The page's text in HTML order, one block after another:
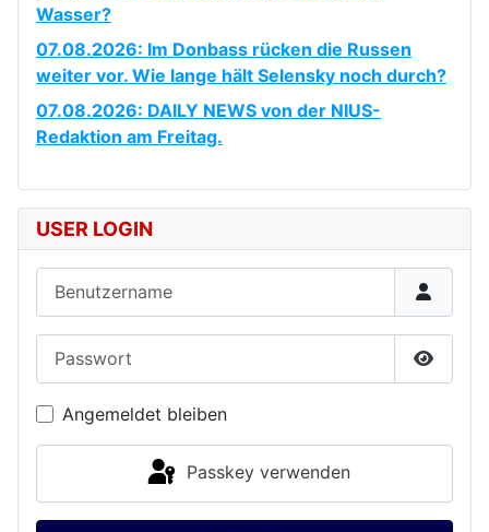
Wasser?
07.08.2026: Im Donbass rücken die Russen
weiter vor. Wie lange hält Selensky noch durch?
07.08.2026: DAILY NEWS von der NIUS-
Redaktion am Freitag.
USER LOGIN
Angemeldet bleiben
Passkey verwenden